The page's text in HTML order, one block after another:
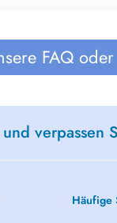
FAQ
verpassen
Häufige